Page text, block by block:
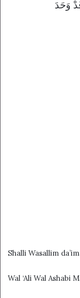
وَحَدَ
Shalli Wasallim
Wal ‘Ali Wal Ashabi